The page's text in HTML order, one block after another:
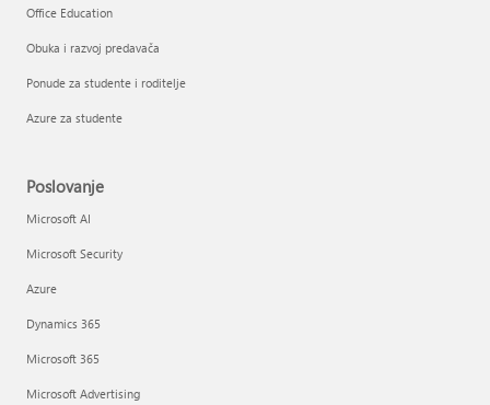
Office Education
Obuka i razvoj predavača
Ponude za studente i roditelje
Azure za studente
Poslovanje
Microsoft AI
Microsoft Security
Azure
Dynamics 365
Microsoft 365
Microsoft Advertising